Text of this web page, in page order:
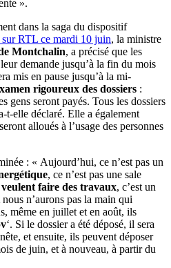
».
dans la saga du dispositif
RTL ce mardi 10 juin, la ministre
Montchalin, a précisé que les
demande jusqu’à la fin du mois
mis en pause jusqu’à la mi-
rigoureux des dossiers :
gens seront payés. Tous les dossiers
t-elle déclaré. Elle a également
alloués à l’usage des personnes
: « Aujourd’hui, ce n’est pas un
, ce n’est pas une sale
faire des travaux, c’est un
n’aurons pas la main qui
même en juillet et en août, ils
‘. Si le dossier a été déposé, il sera
et ensuite, ils peuvent déposer
de juin, et à nouveau, à partir du